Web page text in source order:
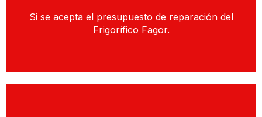
Si se acepta el presupuesto de reparación del
Frigorífico Fagor.
Desplazamiento Gratuito